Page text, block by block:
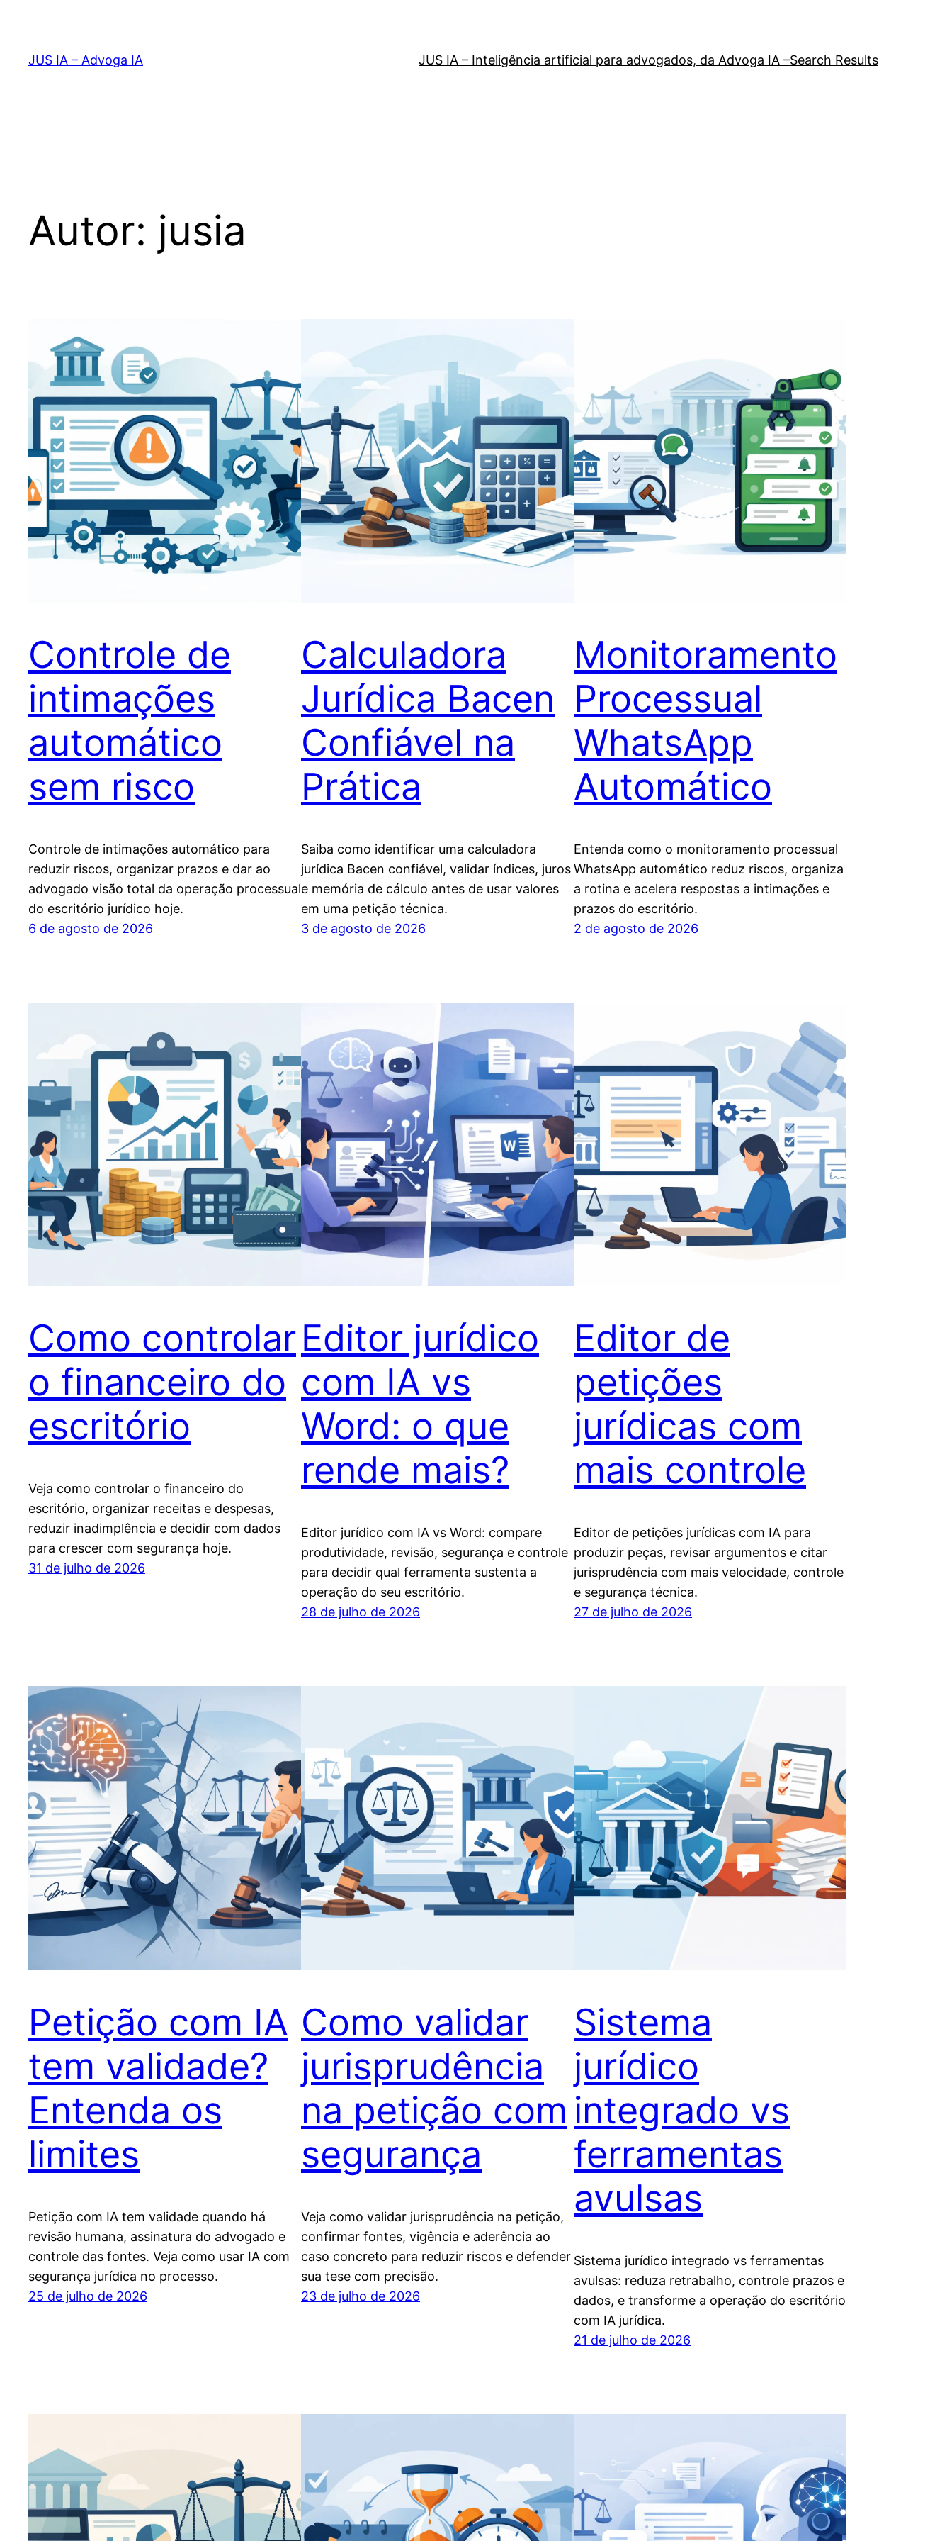
JUS IA – Advoga IA JUS IA – Inteligência artificial para advogados, da Advoga IA –Search Results
Autor: jusia
Controle de
intimações
automático
sem risco
Controle de intimações automático para
reduzir riscos, organizar prazos e dar ao
advogado visão total da operação processual
do escritório jurídico hoje.
6 de agosto de 2026
Calculadora
Jurídica Bacen
Confiável na
Prática
Saiba como identificar uma calculadora
jurídica Bacen confiável, validar índices, juros
e memória de cálculo antes de usar valores
em uma petição técnica.
3 de agosto de 2026
Monitoramento
Processual
WhatsApp
Automático
Entenda como o monitoramento processual
WhatsApp automático reduz riscos, organiza
a rotina e acelera respostas a intimações e
prazos do escritório.
2 de agosto de 2026
Como controlar
o financeiro do
escritório
Veja como controlar o financeiro do
escritório, organizar receitas e despesas,
reduzir inadimplência e decidir com dados
para crescer com segurança hoje.
31 de julho de 2026
Editor jurídico
com IA vs
Word: o que
rende mais?
Editor jurídico com IA vs Word: compare
produtividade, revisão, segurança e controle
para decidir qual ferramenta sustenta a
operação do seu escritório.
28 de julho de 2026
Editor de
petições
jurídicas com
mais controle
Editor de petições jurídicas com IA para
produzir peças, revisar argumentos e citar
jurisprudência com mais velocidade, controle
e segurança técnica.
27 de julho de 2026
Petição com IA
tem validade?
Entenda os
limites
Petição com IA tem validade quando há
revisão humana, assinatura do advogado e
controle das fontes. Veja como usar IA com
segurança jurídica no processo.
25 de julho de 2026
Como validar
jurisprudência
na petição com
segurança
Veja como validar jurisprudência na petição,
confirmar fontes, vigência e aderência ao
caso concreto para reduzir riscos e defender
sua tese com precisão.
23 de julho de 2026
Sistema
jurídico
integrado vs
ferramentas
avulsas
Sistema jurídico integrado vs ferramentas
avulsas: reduza retrabalho, controle prazos e
dados, e transforme a operação do escritório
com IA jurídica.
21 de julho de 2026